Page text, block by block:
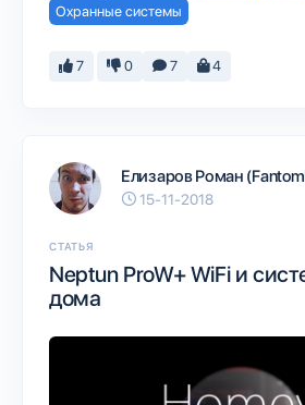
Охранные системы
7 0 7 4
Елизаров Роман
15-11-2018
СТАТЬЯ
Neptun ProW+ WiFi и
дома